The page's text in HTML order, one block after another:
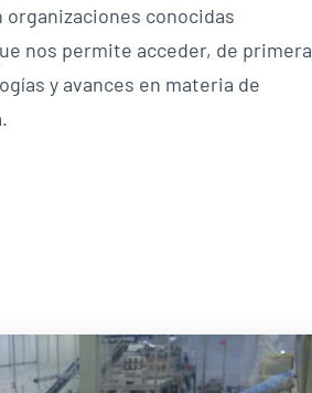
conocidas
nos permite acceder, de primera
y avances en materia de